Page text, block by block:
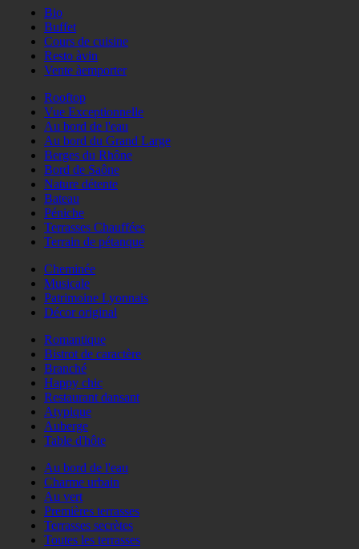
Bio
Buffet
Cours de cuisine
Resto àvin
Vente àemporter
Rooftop
Vue Exceptionnelle
Au bord de l'eau
Au bord du Grand Large
Berges du Rhône
Bord de Saône
Nature détente
Bateau
Péniche
Terrasses Chauffées
Terrain de pétanque
Cheminée
Musicale
Patrimoine Lyonnais
Décor original
Romantique
Bistrot de caractère
Branché
Happy chic
Restaurant dansant
Atypique
Auberge
Table d'hôte
Au bord de l'eau
Charme urbain
Au vert
Premières terrasses
Terrasses secrètes
Toutes les terrasses